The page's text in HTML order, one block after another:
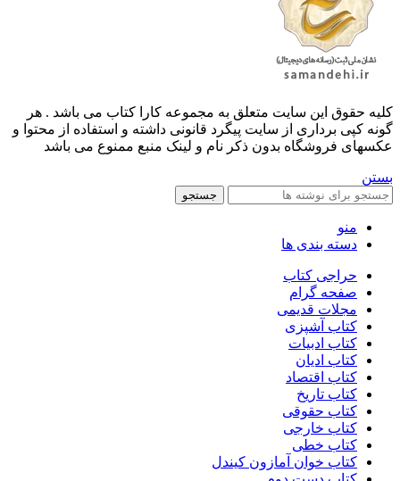
کليه حقوق اين سايت متعلق به مجموعه کارا کتاب می باشد . هر
گونه کپی برداری از سایت پیگرد قانونی داشته و استفاده از محتوا و
عکسهای فروشگاه بدون ذکر نام و لینک منبع ممنوع می باشد
بستن
جستجو
منو
دسته بندی ها
حراجی کتاب
صفحه گرام
مجلات قدیمی
کتاب آشپزی
کتاب ادبیات
کتاب ادیان
کتاب اقتصاد
کتاب تاریخ
کتاب حقوقی
کتاب خارجی
کتاب خطی
کتاب خوان آمازون کیندل